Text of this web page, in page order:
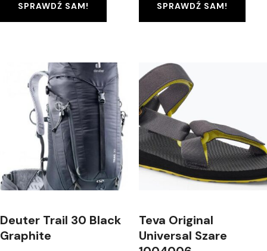
SPRAWDŹ SAM! SPRAWDŹ SAM!
Deuter Trail 30 Black
Graphite
Teva Original
Universal Szare